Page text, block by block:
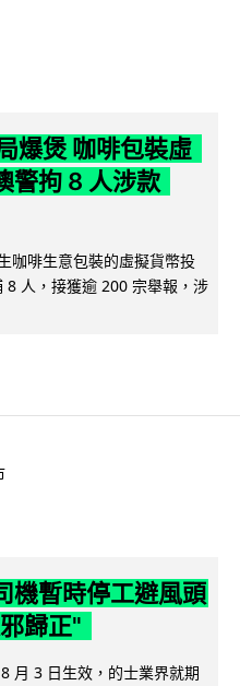
爆煲 咖啡包裝虛
警拘 8 人涉款
咖啡生意包裝的虛擬貨幣投
人，接獲逾 200 宗舉報，涉
機暫時停工避風頭
歸正"
月 3 日生效，的士業界就期